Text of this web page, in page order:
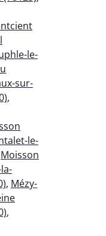
le-
sur-
,
le-
Moisson
, Mézy-
,